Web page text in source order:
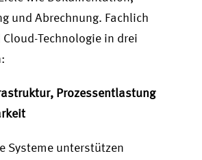
und Abrechnung. Fachlich
Technologie in drei
Prozessentlastung
Systeme unterstützen